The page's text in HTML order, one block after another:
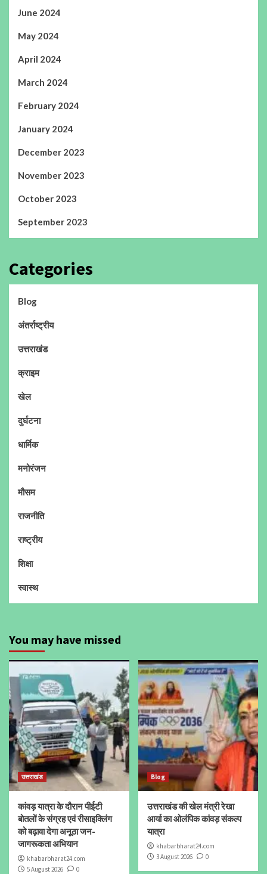
June 2024
May 2024
April 2024
March 2024
February 2024
January 2024
December 2023
November 2023
October 2023
September 2023
Categories
Blog
अंतर्राष्ट्रीय
उत्तराखंड
क्राइम
खेल
दुर्घटना
धार्मिक
मनोरंजन
मौसम
राजनीति
राष्ट्रीय
शिक्षा
स्वास्थ
You may have missed
उत्तराखंड
कांवड़ यात्रा के दौरान पीईटी
बोतलों के संग्रह एवं रीसाइक्लिंग
को बढ़ावा देगा अनूठा जन-
जागरूकता अभियान
khabarbharat24.com
5 August 2026
0
Blog
उत्तराखंड की खेल मंत्री रेखा
आर्या का ओलंपिक कांवड़ संकल्प
यात्रा
khabarbharat24.com
3 August 2026
0